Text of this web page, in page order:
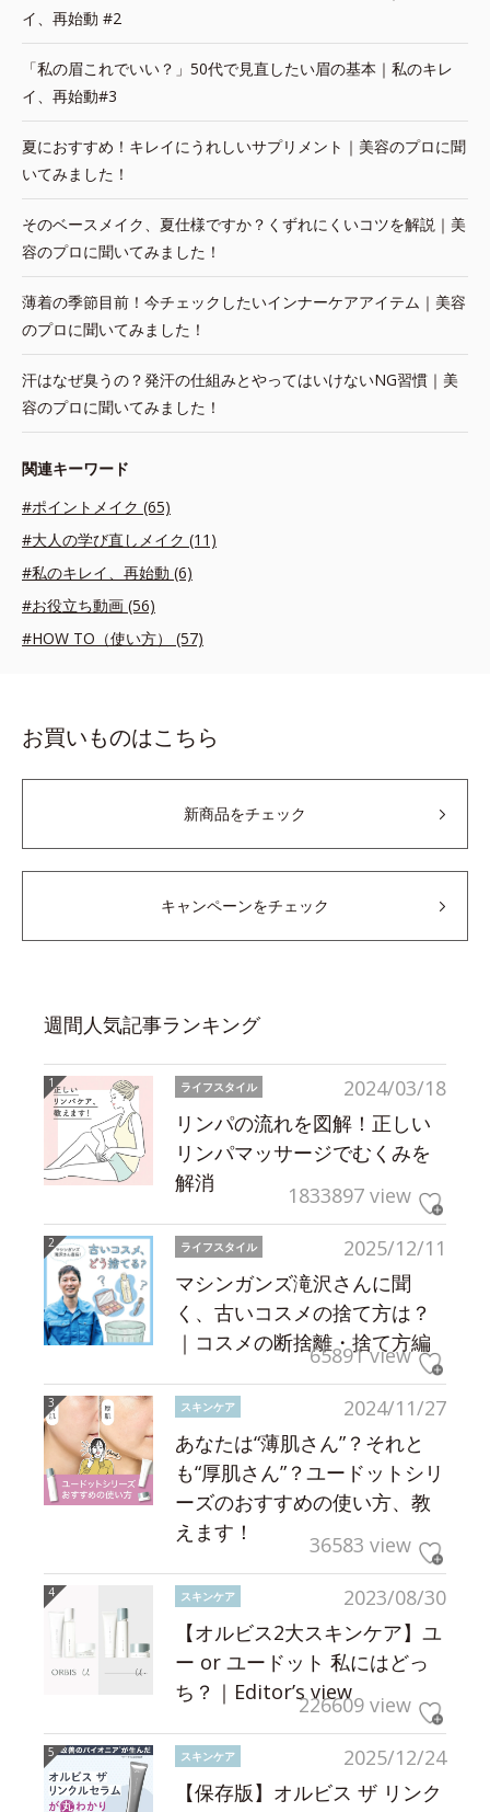
イ、再始動 #2
「私の眉これでいい？」50代で見直したい眉の基本｜私のキレ
イ、再始動#3
夏におすすめ！キレイにうれしいサプリメント｜美容のプロに聞
いてみました！
そのベースメイク、夏仕様ですか？くずれにくいコツを解説｜美
容のプロに聞いてみました！
薄着の季節目前！今チェックしたいインナーケアアイテム｜美容
のプロに聞いてみました！
汗はなぜ臭うの？発汗の仕組みとやってはいけないNG習慣｜美
容のプロに聞いてみました！
関連キーワード
#ポイントメイク (65)
#大人の学び直しメイク (11)
#私のキレイ、再始動 (6)
#お役立ち動画 (56)
#HOW TO（使い方） (57)
お買いものはこちら
新商品をチェック
キャンペーンをチェック
週間人気記事ランキング
2024/03/18
ライフスタイル
リンパの流れを図解！正しい
リンパマッサージでむくみを
解消
1833897 view
2025/12/11
ライフスタイル
マシンガンズ滝沢さんに聞
く、古いコスメの捨て方は？
｜コスメの断捨離・捨て方編
65891 view
2024/11/27
スキンケア
あなたは“薄肌さん”？それと
も“厚肌さん”？ユードットシリ
ーズのおすすめの使い方、教
えます！
36583 view
2023/08/30
スキンケア
【オルビス2大スキンケア】ユ
ー or ユードット 私にはどっ
ち？｜Editor’s view226609 view
2025/12/24
スキンケア
【保存版】オルビス ザ リンク